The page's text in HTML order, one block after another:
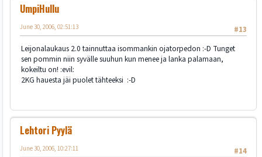
UmpiHullu
#13
June 30, 2006, 02:51:13
Leijonalaukaus 2.0 tainnuttaa isommankin ojatorpedon :-D Tunget
sen pommin niin syvälle suuhun kun menee ja lanka palamaan,
kokeiltu on! :evil:
2KG hauesta jäi puolet tähteeksi :-D
Lehtori Pyylä
#14
June 30, 2006, 10:27:11